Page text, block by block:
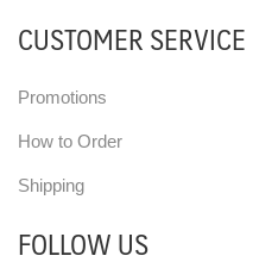
CUSTOMER SERVICE
Promotions
How to Order
Shipping
FOLLOW US